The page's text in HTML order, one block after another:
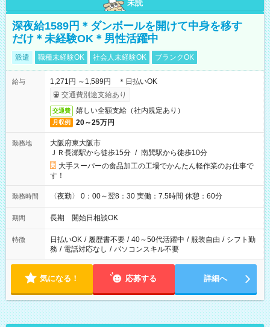
未読
深夜給1589円＊ダンボールを開けて中身を移す
だけ＊未経験OK＊男性活躍中
派遣 職種未経験OK 社会人未経験OK ブランクOK
給与
1,271円 ～1,589円 ＊日払いOK
交通費別途支給あり
交通費 嬉しい全額支給（社内規定あり）
月収例 20～25万円
勤務地
大阪府東大阪市
ＪＲ長瀬駅から徒歩15分 / 南巽駅から徒歩10分
大手スーパーの食品加工の工場でかんたん軽作業のお仕事で
す！
勤務時間 〈夜勤〉 0：00～翌8：30 実働：7.5時間 休憩：60分
期間 長期 開始日相談OK
特徴 日払いOK / 履歴書不要 / 40～50代活躍中 / 服装自由 / シフト勤
務 / 電話対応なし / パソコンスキル不要
気になる！ 応募する 詳細へ